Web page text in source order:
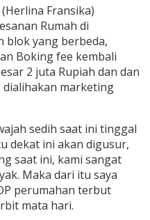
Fransika)
Rumah di
blok yang berbeda,
Boking fee kembali
2 juta Rupiah dan dan
dialihakan marketing
sedih saat ini tinggal
dekat ini akan digusur,
saat ini, kami sangat
Maka dari itu saya
perumahan terbut
mata hari.